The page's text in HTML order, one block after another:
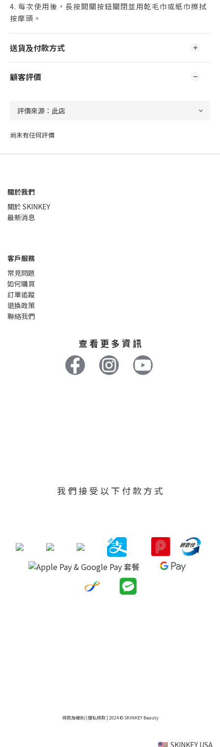
4. 每次使用後，長按開關按鈕關閉並用乾毛巾或紙巾擦拭
按摩頭。
送貨及付款方式
顧客評價
尚未有任何評價
關於我們
關於 SKINKEY
最新消息
客戶服務
常見問題
如何購買
訂單追蹤
退換政策
聯絡我們
查 看 更 多 資 訊
我 們 接 受 以 下 付 款 方 式
條款及細則 | 隱私條款 | 2024 © SKINKEY Beauty
SKINKEY USA